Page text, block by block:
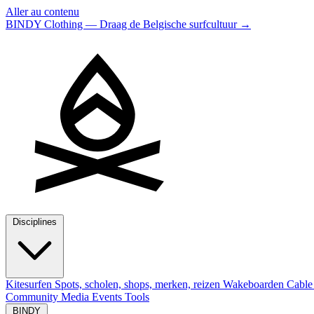
Aller au contenu
BINDY Clothing — Draag de Belgische surfcultuur →
Kitesurfen Spots, scholen, shops, merken, reizen Wakeboarden
Community Media Events Tools